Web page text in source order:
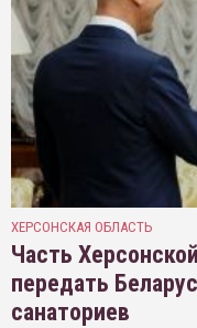
ХЕРСОНСКАЯ ОБЛАСТЬ
Часть
передать
санаториев